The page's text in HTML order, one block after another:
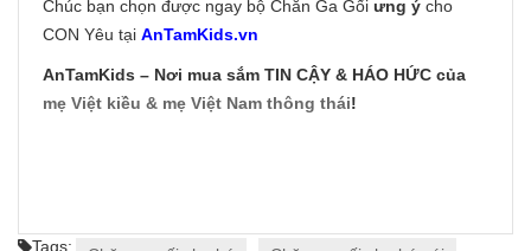
Chúc bạn chọn được ngay bộ Chăn Ga Gối ưng ý cho
CON Yêu tại AnTamKids.vn
AnTamKids – Nơi mua sắm TIN CẬY & HÁO HỨC của
mẹ Việt kiều & mẹ Việt Nam thông thái!
Tags: